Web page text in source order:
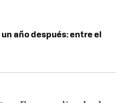
año después: entre el